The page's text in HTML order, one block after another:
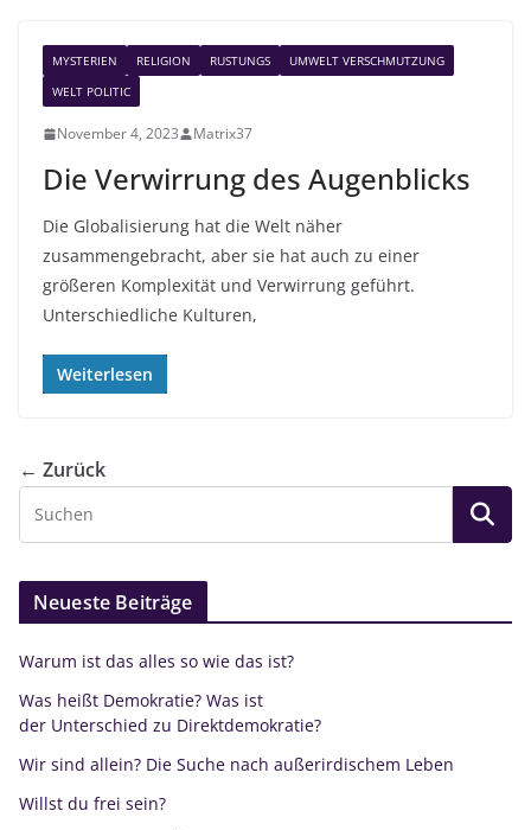
MYSTERIEN RELIGION RUSTUNGS
UMWELT VERSCHMUTZUNG
WELT POLITIC
November 4, 2023 Matrix37
Die Verwirrung des Augenblicks
Die Globalisierung hat die Welt näher
zusammengebracht, aber sie hat auch zu einer
größeren Komplexität und Verwirrung geführt.
Unterschiedliche Kulturen,
Weiterlesen
← Zurück
Neueste Beiträge
Warum ist das alles so wie das ist?
Was heißt Demokratie? Was ist
der Unterschied zu Direktdemokratie?
Wir sind allein? Die Suche nach außerirdischem Leben
Willst du frei sein?